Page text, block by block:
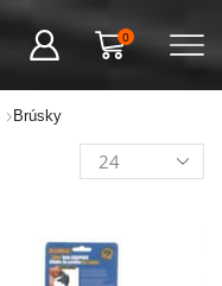
0
Brúsky
Výrobkov
na